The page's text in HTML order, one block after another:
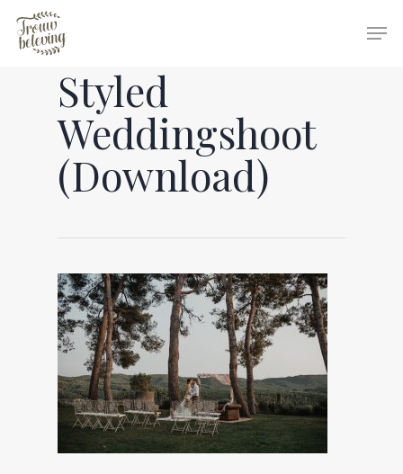
Hit enter to search or ESC to close
Styled
Weddingshoot
(Download)